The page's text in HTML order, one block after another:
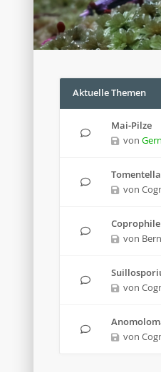
Aktuelle Themen
Mai-Pilze
von
Tomentella
von
von
von
von